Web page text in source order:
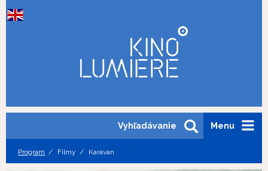
Menu
Vyhľadávanie
Program Filmy Karavan